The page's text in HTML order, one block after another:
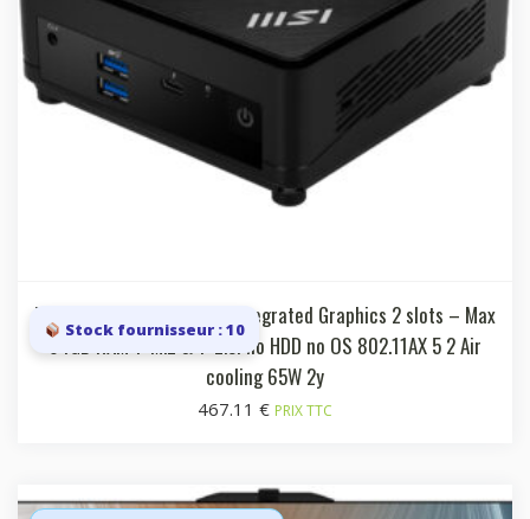
Black Intel SOC i7 1255U Integrated Graphics 2 slots – Max
64GB RAM 1*M.2 & 1*2.5i no HDD no OS 802.11AX 5 2 Air
cooling 65W 2y
467.11 € PRIX TTC
Stock fournisseur : 10